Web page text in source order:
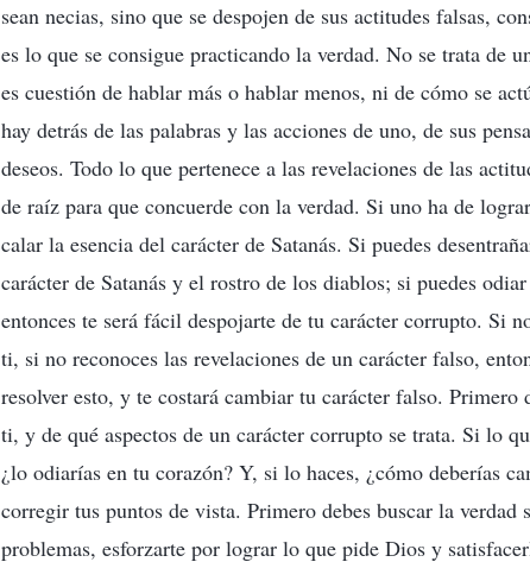
sean necias, sino que se despojen de sus actitudes falsas,
es lo que se consigue practicando la verdad. No se trata de
es cuestión de hablar más o hablar menos, ni de cómo se
hay detrás de las palabras y las acciones de uno, de sus
deseos. Todo lo que pertenece a las revelaciones de las
de raíz para que concuerde con la verdad. Si uno ha de
calar la esencia del carácter de Satanás. Si puedes
carácter de Satanás y el rostro de los diablos; si puedes
entonces te será fácil despojarte de tu carácter corrupto. Si
ti, si no reconoces las revelaciones de un carácter falso,
resolver esto, y te costará cambiar tu carácter falso. Primero
ti, y de qué aspectos de un carácter corrupto se trata. Si lo
¿lo odiarías en tu corazón? Y, si lo haces, ¿cómo deberías
corregir tus puntos de vista. Primero debes buscar la verdad
problemas, esforzarte por lograr lo que pide Dios y